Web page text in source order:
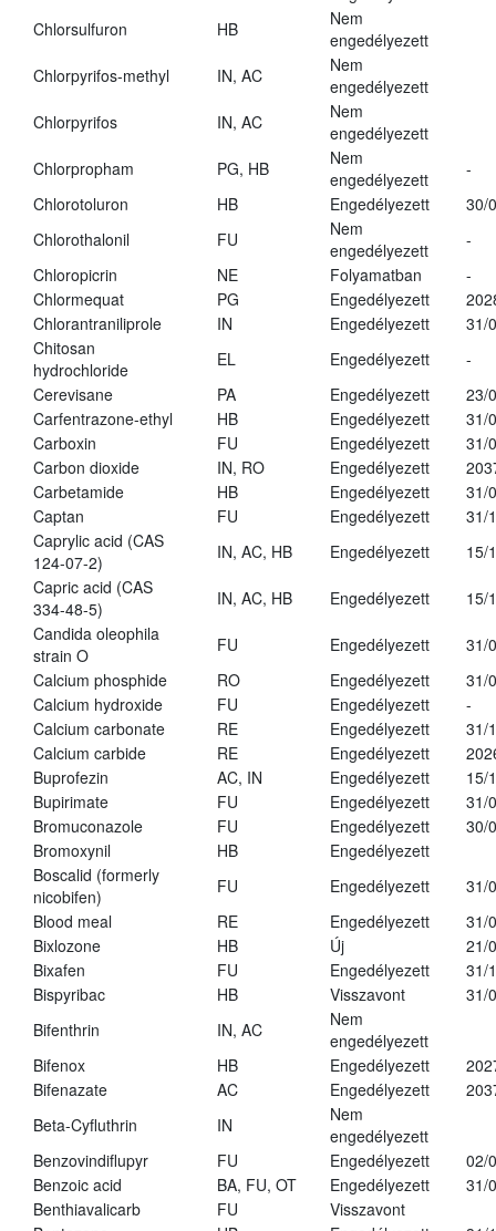
Chlorsulfuron
HB
Nem
engedélyezett
Chlorpyrifos-methyl
IN, AC
Nem
engedélyezett
Chlorpyrifos
IN, AC
Nem
engedélyezett
Chlorpropham
PG, HB
Nem
engedélyezett
-
Chlorotoluron
HB Engedélyezett
30/
Chlorothalonil
FU
Nem
engedélyezett
-
Chloropicrin
NE Folyamatban
-
Chlormequat
PG Engedélyezett
Chlorantraniliprole
IN Engedélyezett
31/
Chitosan
hydrochloride
EL Engedélyezett
-
Cerevisane
PA Engedélyezett
23/
Carfentrazone-ethyl
HB Engedélyezett
31/
Carboxin
FU Engedélyezett
31/
Carbon dioxide
IN, RO Engedélyezett
Carbetamide
HB Engedélyezett
31/
Captan
FU Engedélyezett
31/
Caprylic acid (CAS
124-07-2)
IN, AC, HB Engedélyezett
15/
Capric acid (CAS
334-48-5)
IN, AC, HB Engedélyezett
15/
Candida oleophila
strain O
FU Engedélyezett
31/
Calcium phosphide
RO Engedélyezett
31/
Calcium hydroxide
FU Engedélyezett
-
Calcium carbonate
RE Engedélyezett
31/
Calcium carbide
RE Engedélyezett
Buprofezin
AC, IN Engedélyezett
15/
Bupirimate
FU Engedélyezett
31/
Bromuconazole
FU Engedélyezett
30/
Bromoxynil
HB
Engedélyezett
Boscalid (formerly
nicobifen)
FU Engedélyezett
31/
Blood meal
RE Engedélyezett
31/
Bixlozone
HB Új
21/
Bixafen
FU Engedélyezett
31/
Bispyribac
HB Visszavont
31/
Bifenthrin
IN, AC
Nem
engedélyezett
Bifenox
HB Engedélyezett
Bifenazate
AC Engedélyezett
Beta-Cyfluthrin
IN
Nem
engedélyezett
Benzovindiflupyr
FU Engedélyezett
02/
Benzoic acid
BA, FU, OT Engedélyezett
31/
Benthiavalicarb
FU
Visszavont